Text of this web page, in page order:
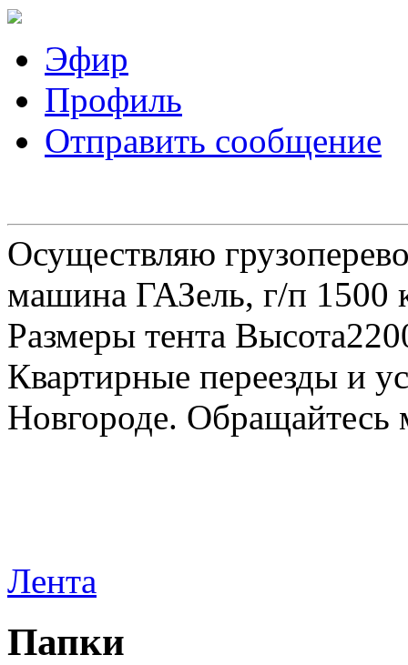
Эфир
Профиль
Отправить сообщение
Осуществляю
машина ГАЗель, г/п 1500
Размеры тента
Квартирные переезды и
Новгороде.
Лента
Папки